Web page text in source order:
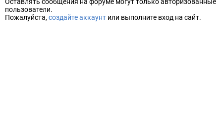
пользователи.
Пожалуйста, создайте аккаунт или выполните вход на сайт.